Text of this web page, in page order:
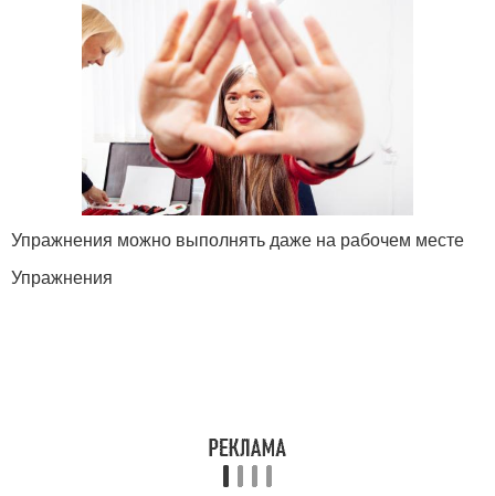
Упражнения можно выполнять даже на рабочем месте
Упражнения